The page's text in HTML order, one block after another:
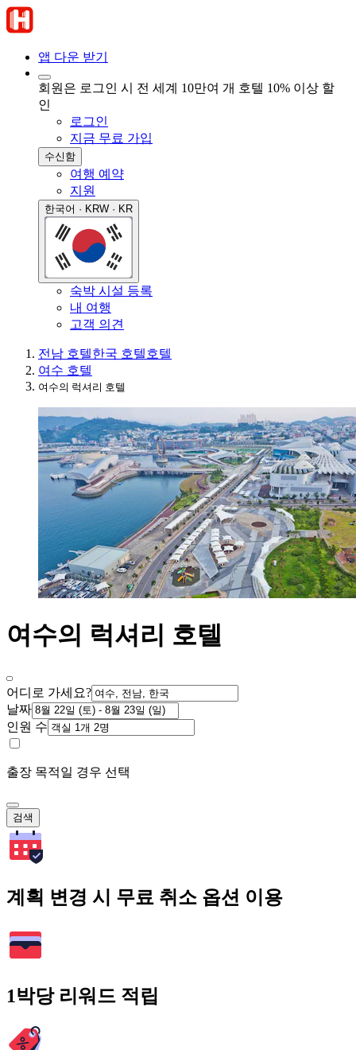
앱 다운 받기
회원은 로그인 시 전 세계 10만여 개 호텔 10% 이상 할
인
로그인
지금 무료 가입
수신함
여행 예약
지원
한국어 · KRW · KR
숙박 시설 등록
내 여행
고객 의견
전남 호텔한국 호텔호텔
여수 호텔
여수의 럭셔리 호텔
여수의 럭셔리 호텔
어디로 가세요?
날짜
인원 수
출장 목적일 경우 선택
검색
계획 변경 시 무료 취소 옵션 이용
1박당 리워드 적립